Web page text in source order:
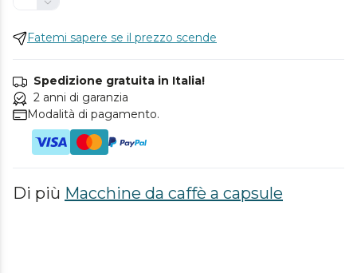
Fatemi sapere se il prezzo scende
Spedizione gratuita in Italia!
2 anni di garanzia
Modalità di pagamento.
Di più Macchine da caffè a capsule